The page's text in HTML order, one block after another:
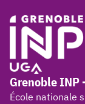
Grenoble INP
École nationale